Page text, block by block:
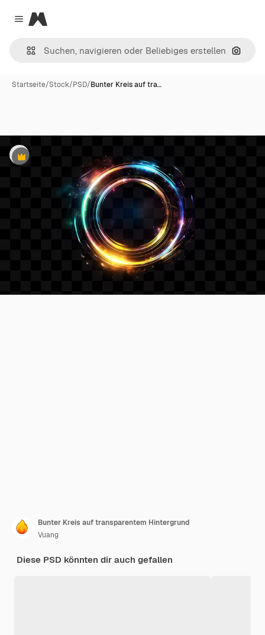
Close menu
Magnific
Nach
Startseite/Stock/PSD/Bunter Kreis auf tra…
Premium
Bunter Kreis auf transparentem Hintergrund
Vuang
Diese PSD könnten dir auch gefallen